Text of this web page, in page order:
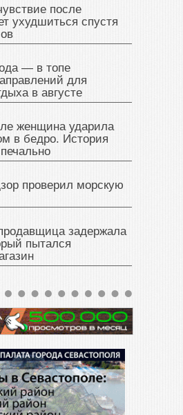
после
ухудшиться спустя
— в топе
для
в августе
женщина ударила
в бедро. История
проверил морскую
задержала
пытался